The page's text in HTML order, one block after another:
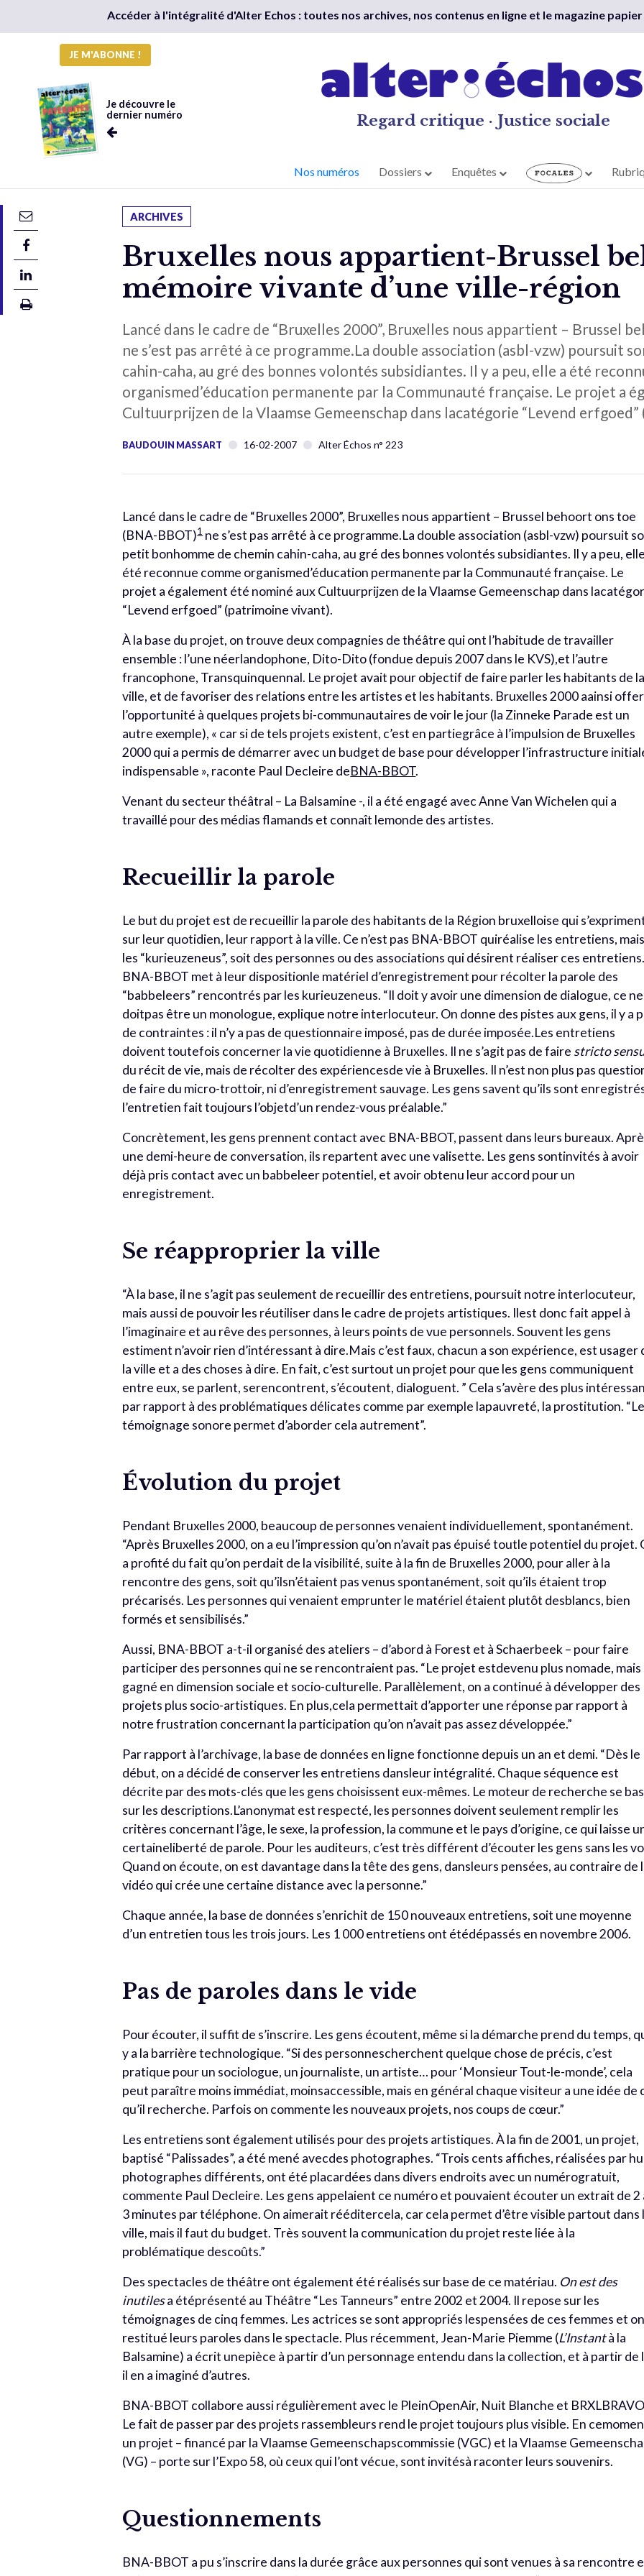
Accéder à l'intégralité d'Alter Echos : toutes nos archives, nos contenus en ligne et le magazine papier
JE M'ABONNE !
Je découvre le
dernier numéro
Regard critique · Justice sociale
Nos numéros Dossiers Enquêtes
ARCHIVES
Bruxelles nous appartient-Brussel
mémoire vivante d’une ville-région
Lancé dans le cadre de “Bruxelles 2000”, Bruxelles nous appartient – Brussel
ne s’est pas arrêté à ce programme.La double association (asbl-vzw) poursuit
cahin-caha, au gré des bonnes volontés subsidiantes. Il y a peu, elle a été
organismed’éducation permanente par la Communauté française. Le projet a
Cultuurprijzen de la Vlaamse Gemeenschap dans lacatégorie “Levend
BAUDOUIN MASSART 16-02-2007 Alter Échos n° 223
Lancé dans le cadre de “Bruxelles 2000”, Bruxelles nous appartient – Brussel behoort ons toe
(BNA-BBOT)1ne s’est pas arrêté à ce programme.La double association (asbl-vzw) poursuit
petit bonhomme de chemin cahin-caha, au gré des bonnes volontés subsidiantes. Il y a peu,
été reconnue comme organismed’éducation permanente par la Communauté française. Le
projet a également été nominé aux Cultuurprijzen de la Vlaamse Gemeenschap dans
“Levend erfgoed” (patrimoine vivant).
À la base du projet, on trouve deux compagnies de théâtre qui ont l’habitude de travailler
ensemble : l’une néerlandophone, Dito-Dito (fondue depuis 2007 dans le KVS),et l’autre
francophone, Transquinquennal. Le projet avait pour objectif de faire parler les habitants de la
ville, et de favoriser des relations entre les artistes et les habitants. Bruxelles 2000 aainsi
l’opportunité à quelques projets bi-communautaires de voir le jour (la Zinneke Parade est un
autre exemple), « car si de tels projets existent, c’est en partiegrâce à l’impulsion de Bruxelles
2000 qui a permis de démarrer avec un budget de base pour développer l’infrastructure
indispensable », raconte Paul Decleire deBNA-BBOT.
Venant du secteur théâtral – La Balsamine -, il a été engagé avec Anne Van Wichelen qui a
travaillé pour des médias flamands et connaît lemonde des artistes.
Recueillir la parole
Le but du projet est de recueillir la parole des habitants de la Région bruxelloise qui
sur leur quotidien, leur rapport à la ville. Ce n’est pas BNA-BBOT quiréalise les entretiens, mais
les “kurieuzeneus”, soit des personnes ou des associations qui désirent réaliser ces entretiens.
BNA-BBOT met à leur dispositionle matériel d’enregistrement pour récolter la parole des
“babbeleers” rencontrés par les kurieuzeneus. “Il doit y avoir une dimension de dialogue, ce ne
doitpas être un monologue, explique notre interlocuteur. On donne des pistes aux gens, il y a
de contraintes : il n’y a pas de questionnaire imposé, pas de durée imposée.Les entretiens
doivent toutefois concerner la vie quotidienne à Bruxelles. Il ne s’agit pas de faire stricto
du récit de vie, mais de récolter des expériencesde vie à Bruxelles. Il n’est non plus pas
de faire du micro-trottoir, ni d’enregistrement sauvage. Les gens savent qu’ils sont
l’entretien fait toujours l’objetd’un rendez-vous préalable.”
Concrètement, les gens prennent contact avec BNA-BBOT, passent dans leurs bureaux.
une demi-heure de conversation, ils repartent avec une valisette. Les gens sontinvités à avoir
déjà pris contact avec un babbeleer potentiel, et avoir obtenu leur accord pour un
enregistrement.
Se réapproprier la ville
“À la base, il ne s’agit pas seulement de recueillir des entretiens, poursuit notre interlocuteur,
mais aussi de pouvoir les réutiliser dans le cadre de projets artistiques. Ilest donc fait appel à
l’imaginaire et au rêve des personnes, à leurs points de vue personnels. Souvent les gens
estiment n’avoir rien d’intéressant à dire.Mais c’est faux, chacun a son expérience, est usager
la ville et a des choses à dire. En fait, c’est surtout un projet pour que les gens communiquent
entre eux, se parlent, serencontrent, s’écoutent, dialoguent. ” Cela s’avère des plus
par rapport à des problématiques délicates comme par exemple lapauvreté, la prostitution. “Le
témoignage sonore permet d’aborder cela autrement”.
Évolution du projet
Pendant Bruxelles 2000, beaucoup de personnes venaient individuellement, spontanément.
“Après Bruxelles 2000, on a eu l’impression qu’on n’avait pas épuisé toutle potentiel du projet.
a profité du fait qu’on perdait de la visibilité, suite à la fin de Bruxelles 2000, pour aller à la
rencontre des gens, soit qu’ilsn’étaient pas venus spontanément, soit qu’ils étaient trop
précarisés. Les personnes qui venaient emprunter le matériel étaient plutôt desblancs, bien
formés et sensibilisés.”
Aussi, BNA-BBOT a-t-il organisé des ateliers – d’abord à Forest et à Schaerbeek – pour faire
participer des personnes qui ne se rencontraient pas. “Le projet estdevenu plus nomade, mais
gagné en dimension sociale et socio-culturelle. Parallèlement, on a continué à développer des
projets plus socio-artistiques. En plus,cela permettait d’apporter une réponse par rapport à
notre frustration concernant la participation qu’on n’avait pas assez développée.”
Par rapport à l’archivage, la base de données en ligne fonctionne depuis un an et demi. “Dès le
début, on a décidé de conserver les entretiens dansleur intégralité. Chaque séquence est
décrite par des mots-clés que les gens choisissent eux-mêmes. Le moteur de recherche se
sur les descriptions.L’anonymat est respecté, les personnes doivent seulement remplir les
critères concernant l’âge, le sexe, la profession, la commune et le pays d’origine, ce qui laisse
certaineliberté de parole. Pour les auditeurs, c’est très différent d’écouter les gens sans les
Quand on écoute, on est davantage dans la tête des gens, dansleurs pensées, au contraire de
vidéo qui crée une certaine distance avec la personne.”
Chaque année, la base de données s’enrichit de 150 nouveaux entretiens, soit une moyenne
d’un entretien tous les trois jours. Les 1 000 entretiens ont étédépassés en novembre 2006.
Pas de paroles dans le vide
Pour écouter, il suffit de s’inscrire. Les gens écoutent, même si la démarche prend du temps,
y a la barrière technologique. “Si des personnescherchent quelque chose de précis, c’est
pratique pour un sociologue, un journaliste, un artiste… pour ‘Monsieur Tout-le-monde’, cela
peut paraître moins immédiat, moinsaccessible, mais en général chaque visiteur a une idée de
qu’il recherche. Parfois on commente les nouveaux projets, nos coups de cœur.”
Les entretiens sont également utilisés pour des projets artistiques. À la fin de 2001, un projet,
baptisé “Palissades”, a été mené avecdes photographes. “Trois cents affiches, réalisées par
photographes différents, ont été placardées dans divers endroits avec un numérogratuit,
commente Paul Decleire. Les gens appelaient ce numéro et pouvaient écouter un extrait de 2
3 minutes par téléphone. On aimerait rééditercela, car cela permet d’être visible partout dans
ville, mais il faut du budget. Très souvent la communication du projet reste liée à la
problématique descoûts.”
Des spectacles de théâtre ont également été réalisés sur base de ce matériau. On est des
inutilesa étéprésenté au Théâtre “Les Tanneurs” entre 2002 et 2004. Il repose sur les
témoignages de cinq femmes. Les actrices se sont appropriés lespensées de ces femmes et
restitué leurs paroles dans le spectacle. Plus récemment, Jean-Marie Piemme (L’Instantà la
Balsamine) a écrit unepièce à partir d’un personnage entendu dans la collection, et à partir de
il en a imaginé d’autres.
BNA-BBOT collabore aussi régulièrement avec le PleinOpenAir, Nuit Blanche et
Le fait de passer par des projets rassembleurs rend le projet toujours plus visible. En
un projet – financé par la Vlaamse Gemeenschapscommissie (VGC) et la Vlaamse
(VG) – porte sur l’Expo 58, où ceux qui l’ont vécue, sont invitésà raconter leurs souvenirs.
Questionnements
BNA-BBOT a pu s’inscrire dans la durée grâce aux personnes qui sont venues à sa rencontre